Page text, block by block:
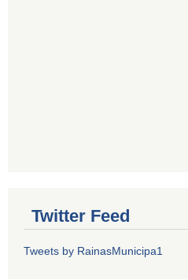
Twitter Feed
Tweets by RainasMunicipa1